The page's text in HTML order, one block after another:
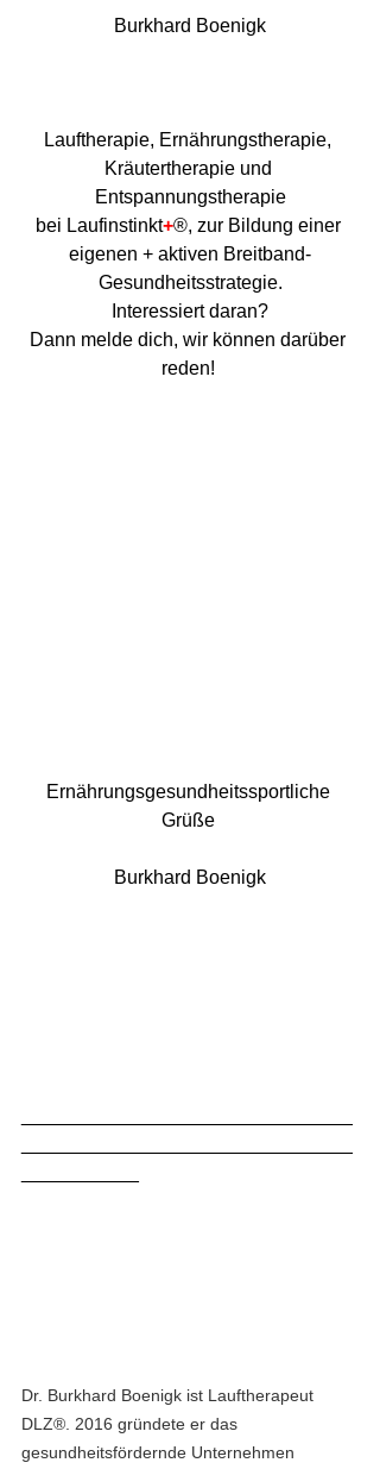
Burkhard Boenigk
Lauftherapie, Ernährungstherapie,
Kräutertherapie und
Entspannungstherapie
bei Laufinstinkt+®, zur Bildung einer
eigenen + aktiven Breitband-
Gesundheitsstrategie.
Interessiert daran?
Dann melde dich, wir können darüber
reden!
Ernährungsgesundheitssportliche
Grüße
Burkhard Boenigk
Dr. Burkhard Boenigk ist Lauftherapeut
DLZ®. 2016 gründete er das
gesundheitsfördernde Unternehmen